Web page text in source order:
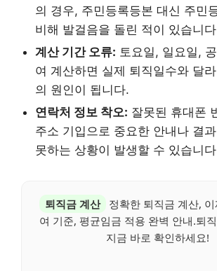
의 경우, 주민등록등본 대신 주민
비해 발걸음을 돌린 적이 있습니
계산 기간 오류: 토요일, 일요일,
여 계산하면 실제 퇴직일수와 달
의 원인이 됩니다.
연락처 정보 착오: 잘못된 휴대폰
주소 기입으로 중요한 안내나 결
못하는 상황이 발생할 수 있습니
퇴직금 계산
정확한 퇴직금 계산,
여 기준, 평균임금 적용 완벽 안내.퇴
지금 바로 확인하세요!